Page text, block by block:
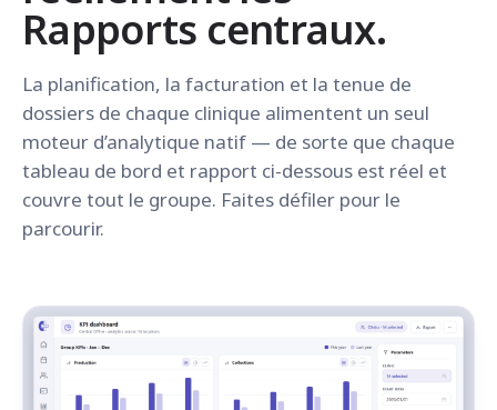
Rapports centraux.
La planification, la facturation et la tenue de
dossiers de chaque clinique alimentent un seul
moteur d’analytique natif — de sorte que chaque
tableau de bord et rapport ci-dessous est réel et
couvre tout le groupe. Faites défiler pour le
parcourir.